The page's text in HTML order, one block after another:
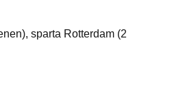
sparta Rotterdam (2